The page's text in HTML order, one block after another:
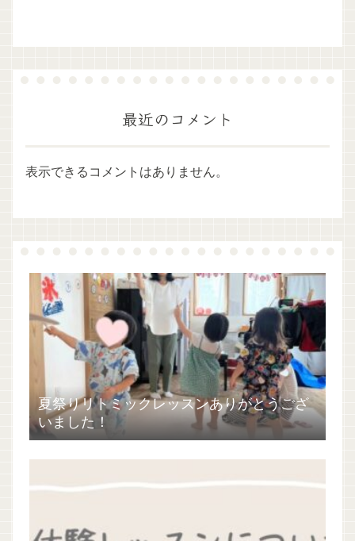
最近のコメント
表示できるコメントはありません。
夏祭りリトミックレッスンありがとうござ
いました！